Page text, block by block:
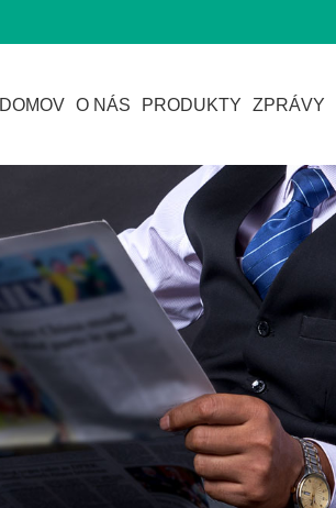
DOMOV O NÁS PRODUKTY ZPRÁVY